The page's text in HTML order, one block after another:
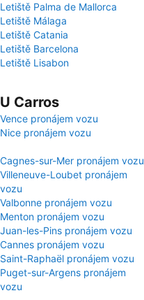
Letiště Palma de Mallorca
Letiště Málaga
Letiště Catania
Letiště Barcelona
Letiště Lisabon
U Carros
Vence pronájem vozu
Nice pronájem vozu
Cagnes-sur-Mer pronájem vozu
Villeneuve-Loubet pronájem
vozu
Valbonne pronájem vozu
Menton pronájem vozu
Juan-les-Pins pronájem vozu
Cannes pronájem vozu
Saint-Raphaël pronájem vozu
Puget-sur-Argens pronájem
vozu